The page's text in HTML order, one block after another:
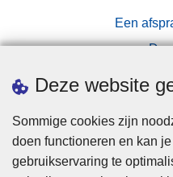
Deze website
Sommige cookies zijn
doen functioneren en kan
gebruikservaring te
Een